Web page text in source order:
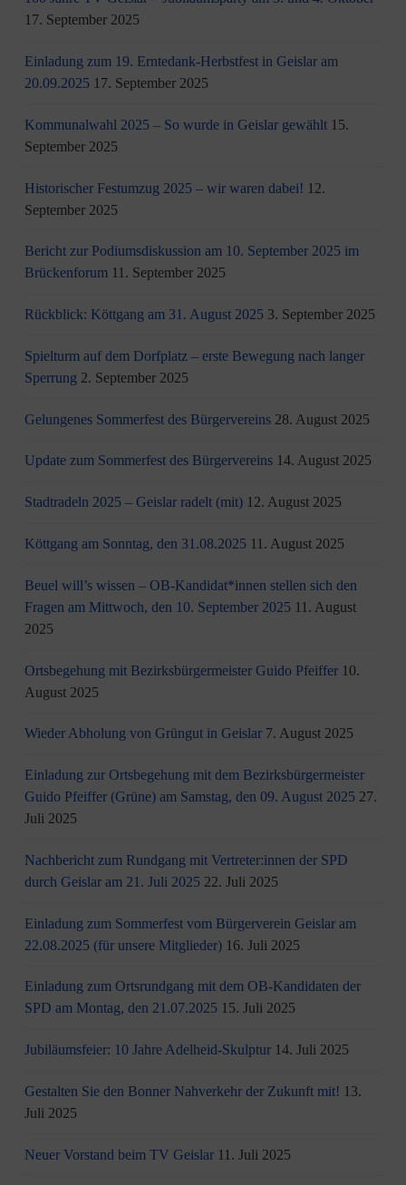
17. September 2025
Einladung zum 19. Erntedank-Herbstfest in Geislar am
20.09.2025 17. September 2025
Kommunalwahl 2025 – So wurde in Geislar gewählt 15.
September 2025
Historischer Festumzug 2025 – wir waren dabei! 12.
September 2025
Bericht zur Podiumsdiskussion am 10. September 2025 im
Brückenforum 11. September 2025
Rückblick: Köttgang am 31. August 2025 3. September 2025
Spielturm auf dem Dorfplatz – erste Bewegung nach langer
Sperrung 2. September 2025
Gelungenes Sommerfest des Bürgervereins 28. August 2025
Update zum Sommerfest des Bürgervereins 14. August 2025
Stadtradeln 2025 – Geislar radelt (mit) 12. August 2025
Köttgang am Sonntag, den 31.08.2025 11. August 2025
Beuel will’s wissen – OB-Kandidat*innen stellen sich den
Fragen am Mittwoch, den 10. September 2025 11. August
2025
Ortsbegehung mit Bezirksbürgermeister Guido Pfeiffer 10.
August 2025
Wieder Abholung von Grüngut in Geislar 7. August 2025
Einladung zur Ortsbegehung mit dem Bezirksbürgermeister
Guido Pfeiffer (Grüne) am Samstag, den 09. August 2025 27.
Juli 2025
Nachbericht zum Rundgang mit Vertreter:innen der SPD
durch Geislar am 21. Juli 2025 22. Juli 2025
Einladung zum Sommerfest vom Bürgerverein Geislar am
22.08.2025 (für unsere Mitglieder) 16. Juli 2025
Einladung zum Ortsrundgang mit dem OB-Kandidaten der
SPD am Montag, den 21.07.2025 15. Juli 2025
Jubiläumsfeier: 10 Jahre Adelheid-Skulptur 14. Juli 2025
Gestalten Sie den Bonner Nahverkehr der Zukunft mit! 13.
Juli 2025
Neuer Vorstand beim TV Geislar 11. Juli 2025